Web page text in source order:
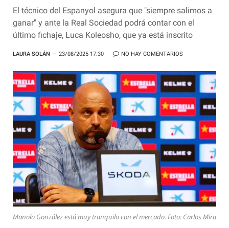
El técnico del Espanyol asegura que "siempre salimos a
ganar" y ante la Real Sociedad podrá contar con el
último fichaje, Luca Koleosho, que ya está inscrito
LAURA SOLÁN 23/08/2025 17:30 NO HAY COMENTARIOS
Manolo González está muy tranquilo con el mercado. Foto: Carlos Mira